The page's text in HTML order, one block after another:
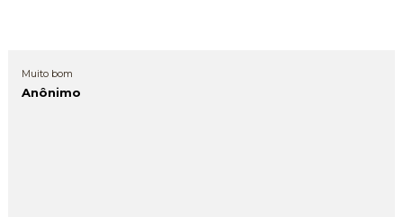
Muito bom
Anônimo